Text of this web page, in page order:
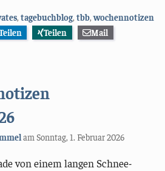
,tagebuchblog,tbb,wochennotizen
Teilen
Mail
amSonntag, 1. Februar 2026
von einem langen Schnee-